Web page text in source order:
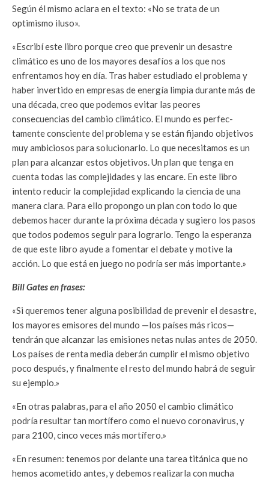
Según él mismo aclara en el texto: «No se trata de un
optimismo iluso».
«Escribí este libro porque creo que prevenir un desastre
climático es uno de los mayo­res desafíos a los que nos
enfrentamos hoy en día. Tras haber estudiado el problema y
haber invertido en empresas de energía lim­pia durante más de
una década, creo que podemos evitar las peores
consecuencias del cambio climático. El mundo es perfec­
tamente consciente del problema y se están fijando objetivos
muy ambiciosos para so­lucionarlo. Lo que necesitamos es un
plan para alcanzar estos objetivos. Un plan que tenga en
cuenta todas las complejidades y las encare. En este libro
intento reducir la complejidad explicando la ciencia de una
manera clara. Para ello propongo un plan con todo lo que
debemos hacer durante la próxima década y sugiero los pasos
que todos podemos seguir para lograrlo. Tengo la esperanza
de que este libro ayude a fomentar el debate y motive la
acción. Lo que está en juego no podría ser más impor­tante.»
Bill Gates en frases:
«Si queremos tener alguna posibilidad de prevenir el desastre,
los mayores emisores del mundo —los países más ricos—
tendrán que alcanzar las emisiones netas nulas an­tes de 2050.
Los países de renta media de­berán cumplir el mismo objetivo
poco des­pués, y finalmente el resto del mundo habrá de seguir
su ejemplo.»
«En otras palabras, para el año 2050 el cambio climático
podría resultar tan mortí­fero como el nuevo coronavirus, y
para 2100, cinco veces más mortífero.»
«En resumen: tenemos por delante una ta­rea titánica que no
hemos acometido an­tes, y debemos realizarla con mucha